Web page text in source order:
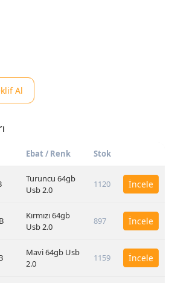
Al
Ebat / Renk Stok
Turuncu 64gb
Usb 2.0
1120 İncele
Kırmızı 64gb
Usb 2.0
897 İncele
Mavi 64gb Usb
2.0
1159 İncele